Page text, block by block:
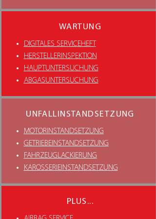
WARTUNG
DIGITALES SERVICEHEFT
HERSTELLERINSPEKTION
HAUPTUNTERSUCHUNG
ABGASUNTERSUCHUNG
UNFALLINSTANDSETZUNG
MOTORINSTANDSETZUNG
GETRIEBEINSTANDSETZUNG
FAHRZEUGLACKIERUNG
KAROSSERIEINSTANDSETZUNG
PLUS...